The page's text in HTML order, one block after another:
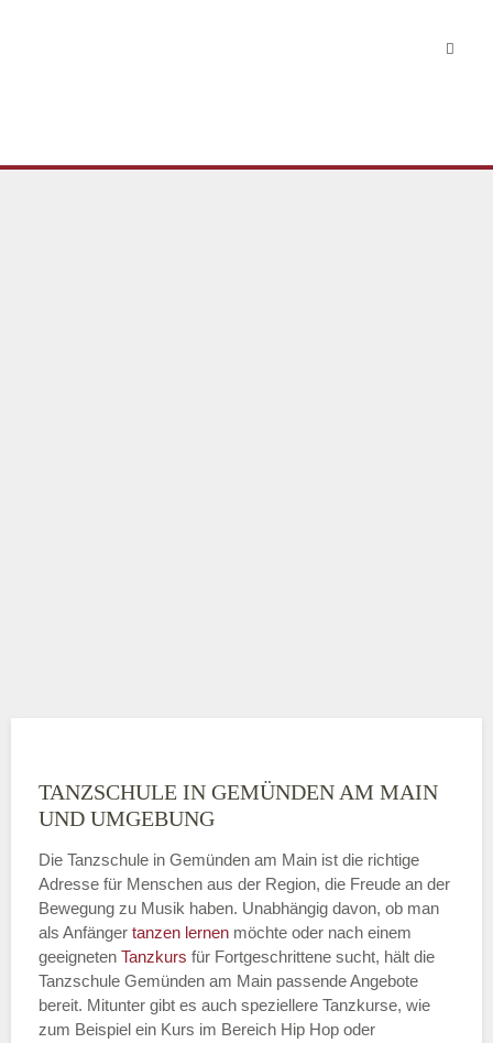
TANZSCHULE IN GEMÜNDEN AM MAIN
UND UMGEBUNG
Die Tanzschule in Gemünden am Main ist die richtige
Adresse für Menschen aus der Region, die Freude an der
Bewegung zu Musik haben. Unabhängig davon, ob man
als Anfänger tanzen lernen möchte oder nach einem
geeigneten Tanzkurs für Fortgeschrittene sucht, hält die
Tanzschule Gemünden am Main passende Angebote
bereit. Mitunter gibt es auch speziellere Tanzkurse, wie
zum Beispiel ein Kurs im Bereich Hip Hop oder